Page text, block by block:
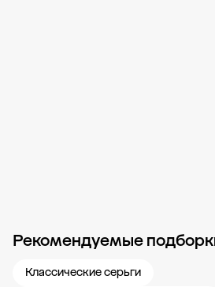
Рекомендуемые
Классические серьги
Новости компании Журнал ЗОЛОТОЙ